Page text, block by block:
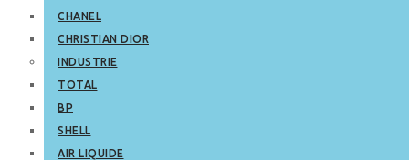
CHANEL
CHRISTIAN DIOR
INDUSTRIE
TOTAL
BP
SHELL
AIR LIQUIDE